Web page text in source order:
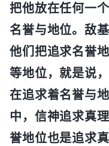
把他放在任何一
名誉与地位。敌
他们把追求名誉
等地位，就是说
在追求着名誉与
中，信神追求真
誉地位也是追求